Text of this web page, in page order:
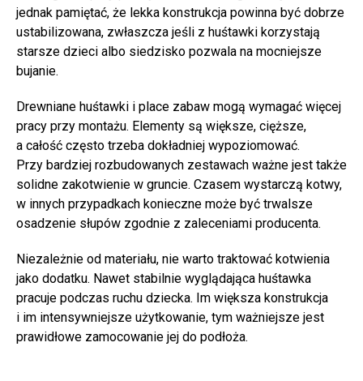
jednak pamiętać, że lekka konstrukcja powinna być dobrze
ustabilizowana, zwłaszcza jeśli z huśtawki korzystają
starsze dzieci albo siedzisko pozwala na mocniejsze
bujanie.
Drewniane huśtawki i place zabaw mogą wymagać więcej
pracy przy montażu. Elementy są większe, cięższe,
a całość często trzeba dokładniej wypoziomować.
Przy bardziej rozbudowanych zestawach ważne jest także
solidne zakotwienie w gruncie. Czasem wystarczą kotwy,
w innych przypadkach konieczne może być trwalsze
osadzenie słupów zgodnie z zaleceniami producenta.
Niezależnie od materiału, nie warto traktować kotwienia
jako dodatku. Nawet stabilnie wyglądająca huśtawka
pracuje podczas ruchu dziecka. Im większa konstrukcja
i im intensywniejsze użytkowanie, tym ważniejsze jest
prawidłowe zamocowanie jej do podłoża.